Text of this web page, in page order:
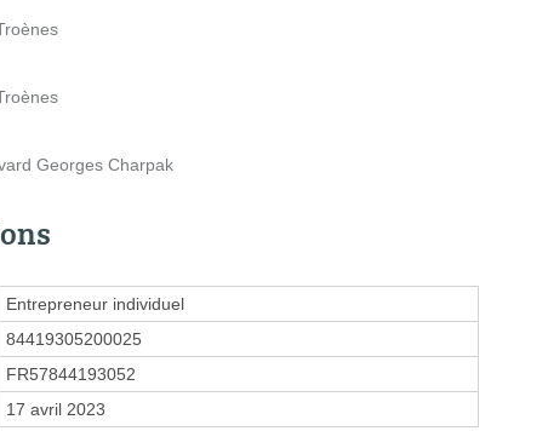
Georges Charpak
Entrepreneur individuel
84419305200025
FR57844193052
17 avril 2023